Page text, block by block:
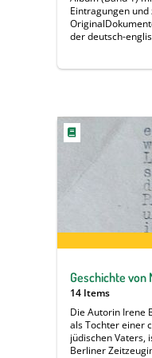
ins Berliner
besorgen – wie
Unterlagen
Dokumente des
Bericht des
Foto von ihrer
Der erste Teil der
Edelgard Serick
Eintragungen
der deutsch-
Berlin-
Geschichte von
14 Items
Die Autorin Irene
als Tochter einer
jüdischen Vaters,
Berliner